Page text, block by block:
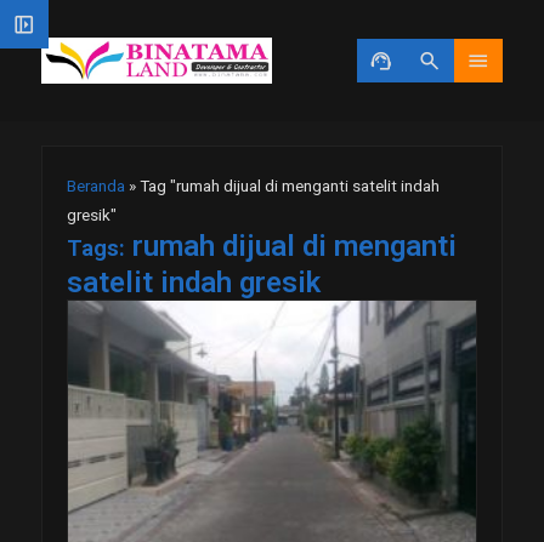
support_agent search menu
Beranda »Tag "rumah dijual di menganti satelit indah
gresik"
Tags: rumah dijual di menganti
satelit indah gresik
left_panel_open